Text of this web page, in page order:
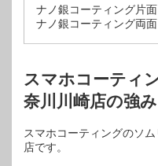
ナノ銀コーティング片
ナノ銀コーティング両
スマホコーティ
奈川川崎店の強み
スマホコーティングのソ
店です。